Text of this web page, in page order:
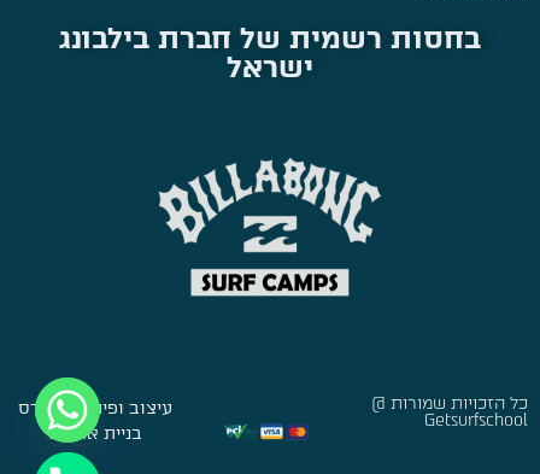
בחסות רשמית של חברת בילבונג
ישראל
כל הזכויות שמורות @
Getsurfschool
עיצוב ופיתוח:סברס
בניית אתרים